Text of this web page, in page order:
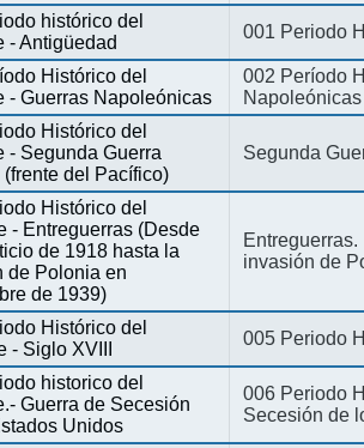
histórico del
- Antigüedad
001 Periodo
Histórico del
- Guerras Napoleónicas
002 Período
Napoleónicas
Histórico del
- Segunda Guerra
(frente del Pacífico)
Segunda
Histórico del
- Entreguerras (Desde
de 1918 hasta la
de Polonia en
de 1939)
invasión de
Histórico del
- Siglo XVIII
005 Periodo
historico del
Guerra de Secesión
Unidos
006 Periodo
Secesión de